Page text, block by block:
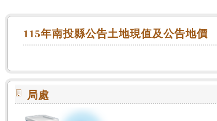
:::
115年南投縣公告土地現值及公告地價
局處